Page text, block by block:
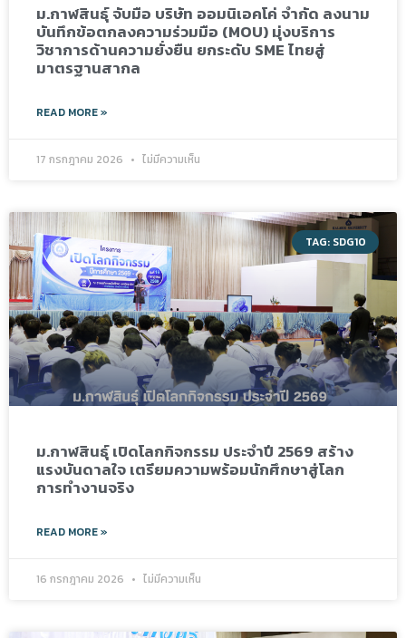
ม.กาฬสินธุ์ จับมือ บริษัท ออมนิเอคโค่ จำกัด ลงนาม
บันทึกข้อตกลงความร่วมมือ (MOU) มุ่งบริการ
วิชาการด้านความยั่งยืน ยกระดับ SME ไทยสู่
มาตรฐานสากล
READ MORE »
17 กรกฎาคม 2026 ไม่มีความเห็น
TAG: SDG10
ม.กาฬสินธุ์ เปิดโลกกิจกรรม ประจำปี 2569 สร้าง
แรงบันดาลใจ เตรียมความพร้อมนักศึกษาสู่โลก
การทำงานจริง
READ MORE »
16 กรกฎาคม 2026 ไม่มีความเห็น